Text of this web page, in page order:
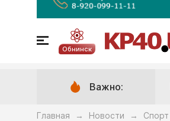
Обнинск
Важно:
Главная → Новости → Спорт